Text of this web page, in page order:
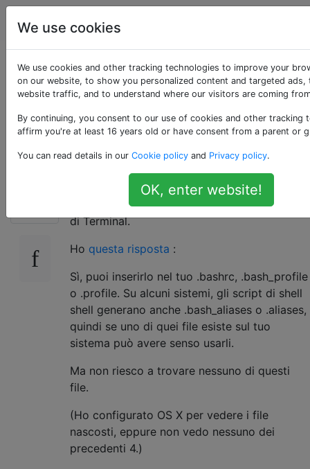
Apple
Come definire in
modo persistente gli
alias in Terminale
Voglio aggiungere alias al mio ambiente in
modo che siano disponibili in tutte le istanze
di Terminal.
Ho questa risposta :
Sì, puoi inserirlo nel tuo .bashrc, .bash_profile
o .profile. Su alcuni sistemi, gli script di shell
shell generano anche .bash_aliases o .aliases,
quindi se uno di quei file esiste sul tuo
sistema può avere senso usarli.
Ma non riesco a trovare nessuno di questi
file.
(Ho configurato OS X per vedere i file
nascosti, eppure non vedo nessuno dei
precedenti 4.)
We use cookies
We use cookies and other tracking technologies to improve your
on our website, to show you personalized content and targeted ads,
website traffic, and to understand where our visitors are coming
By continuing, you consent to our use of cookies and other tracking
affirm you're at least 16 years old or have consent from a parent or
You can read details in our Cookie policy and Privacy policy.
OK, enter website!